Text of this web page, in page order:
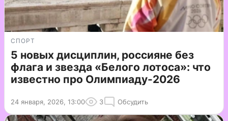
СПОРТ
5 новых дисциплин, россияне без
флага и звезда «Белого лотоса»: что
известно про Олимпиаду-2026
24 января, 2026, 13:00 3 Обсудить